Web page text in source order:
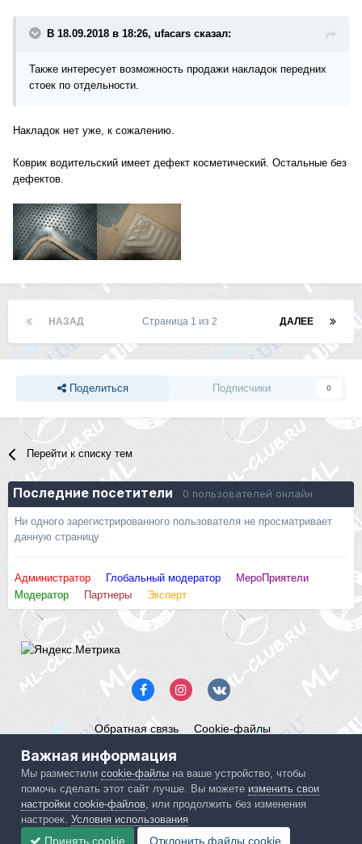
В 18.09.2018 в 18:26, ufacars сказал:
Также интересует возможность продажи накладок передних
стоек по отдельности.
Накладок нет уже, к сожалению.
Коврик водительский имеет дефект косметический. Остальные без
дефектов.
НАЗАД ДАЛЕЕ
Страница 1 из 2
Поделиться Подписчики 0
Перейти к списку тем
Последние посетители 0 пользователей онлайн
Ни одного зарегистрированного пользователя не просматривает
данную страницу
Администратор Глобальный модератор
МероПриятели
Модератор
Партнеры Эксперт
Обратная связь Cookie-файлы
Powered by Invision Community
Важная информация
Мы разместилиcookie-файлы на ваше устройство, чтобы
помочь сделать этот сайт лучше. Вы можете изменить свои
настройки cookie-файлов , или продолжить без изменения
настроек.Условия использования
Принять cookie Отклонить файлы сookie
IPS spam blocked by CleanTalk.